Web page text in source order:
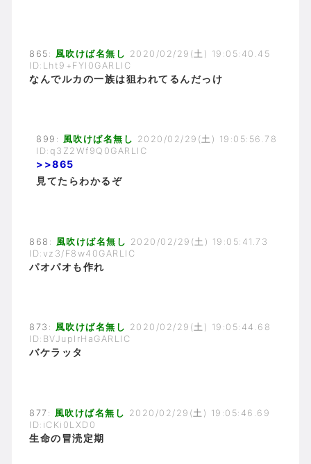
865: 風吹けば名無し 2020/02/29(土) 19:05:40.45
ID:Lht9+FYl0GARLIC
なんでルカの一族は狙われてるんだっけ
899: 風吹けば名無し 2020/02/29(土) 19:05:56.78
ID:q3Z2Wf9Q0GARLIC
>>865
見てたらわかるぞ
868: 風吹けば名無し 2020/02/29(土) 19:05:41.73
ID:vz3/F8w40GARLIC
パオパオも作れ
873: 風吹けば名無し 2020/02/29(土) 19:05:44.68
ID:BVJupIrHaGARLIC
バケラッタ
877: 風吹けば名無し 2020/02/29(土) 19:05:46.69
ID:iCKi0LXD0
生命の冒涜定期